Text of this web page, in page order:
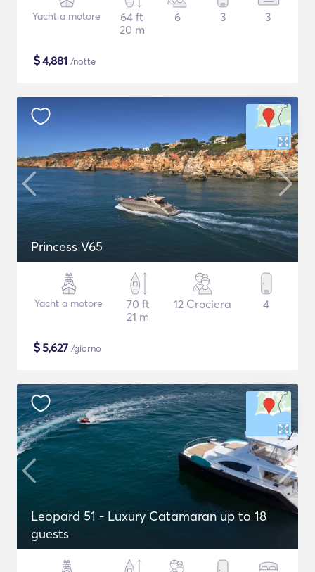
Yacht a motore
64 ft
20 m
6 3 3
$4,881 /notte
Princess V65
Yacht a motore
70 ft
21 m
12 Crociera 4
$5,627 /giorno
Leopard 51 - Luxury Catamaran up to 18
guests